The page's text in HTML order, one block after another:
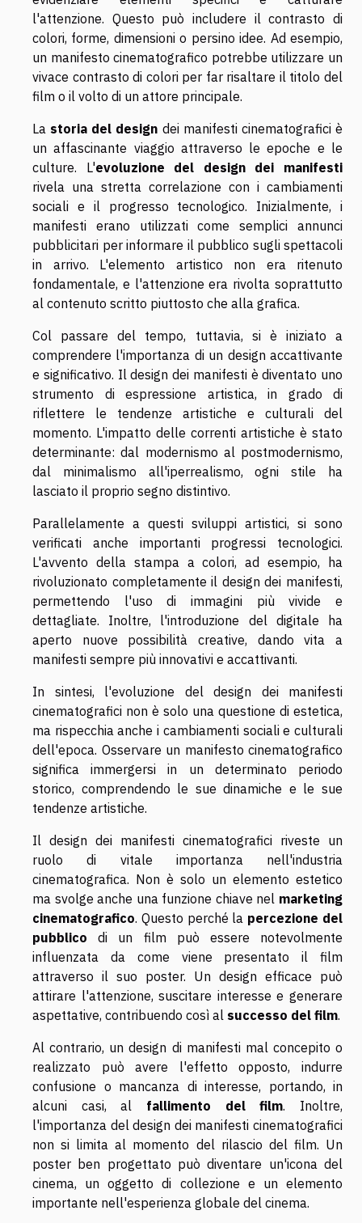
l'attenzione. Questo può includere il contrasto di
colori, forme, dimensioni o persino idee. Ad esempio,
un manifesto cinematografico potrebbe utilizzare un
vivace contrasto di colori per far risaltare il titolo del
film o il volto di un attore principale.
La storia del design dei manifesti cinematografici è
un affascinante viaggio attraverso le epoche e le
culture. L'evoluzione del design dei manifesti
rivela una stretta correlazione con i cambiamenti
sociali e il progresso tecnologico. Inizialmente, i
manifesti erano utilizzati come semplici annunci
pubblicitari per informare il pubblico sugli spettacoli
in arrivo. L'elemento artistico non era ritenuto
fondamentale, e l'attenzione era rivolta soprattutto
al contenuto scritto piuttosto che alla grafica.
Col passare del tempo, tuttavia, si è iniziato a
comprendere l'importanza di un design accattivante
e significativo. Il design dei manifesti è diventato uno
strumento di espressione artistica, in grado di
riflettere le tendenze artistiche e culturali del
momento. L'impatto delle correnti artistiche è stato
determinante: dal modernismo al postmodernismo,
dal minimalismo all'iperrealismo, ogni stile ha
lasciato il proprio segno distintivo.
Parallelamente a questi sviluppi artistici, si sono
verificati anche importanti progressi tecnologici.
L'avvento della stampa a colori, ad esempio, ha
rivoluzionato completamente il design dei manifesti,
permettendo l'uso di immagini più vivide e
dettagliate. Inoltre, l'introduzione del digitale ha
aperto nuove possibilità creative, dando vita a
manifesti sempre più innovativi e accattivanti.
In sintesi, l'evoluzione del design dei manifesti
cinematografici non è solo una questione di estetica,
ma rispecchia anche i cambiamenti sociali e culturali
dell'epoca. Osservare un manifesto cinematografico
significa immergersi in un determinato periodo
storico, comprendendo le sue dinamiche e le sue
tendenze artistiche.
Il design dei manifesti cinematografici riveste un
ruolo di vitale importanza nell'industria
cinematografica. Non è solo un elemento estetico
ma svolge anche una funzione chiave nel marketing
cinematografico. Questo perché la percezione del
pubblico di un film può essere notevolmente
influenzata da come viene presentato il film
attraverso il suo poster. Un design efficace può
attirare l'attenzione, suscitare interesse e generare
aspettative, contribuendo così al successo del film.
Al contrario, un design di manifesti mal concepito o
realizzato può avere l'effetto opposto, indurre
confusione o mancanza di interesse, portando, in
alcuni casi, al fallimento del film. Inoltre,
l'importanza del design dei manifesti cinematografici
non si limita al momento del rilascio del film. Un
poster ben progettato può diventare un'icona del
cinema, un oggetto di collezione e un elemento
importante nell'esperienza globale del cinema.